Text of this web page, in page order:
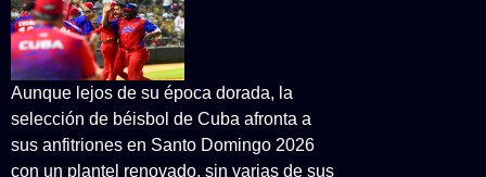
Aunque lejos de su época dorada, la
selección de béisbol de Cuba afronta a
sus anfitriones en Santo Domingo 2026
con un plantel renovado, sin varias de sus